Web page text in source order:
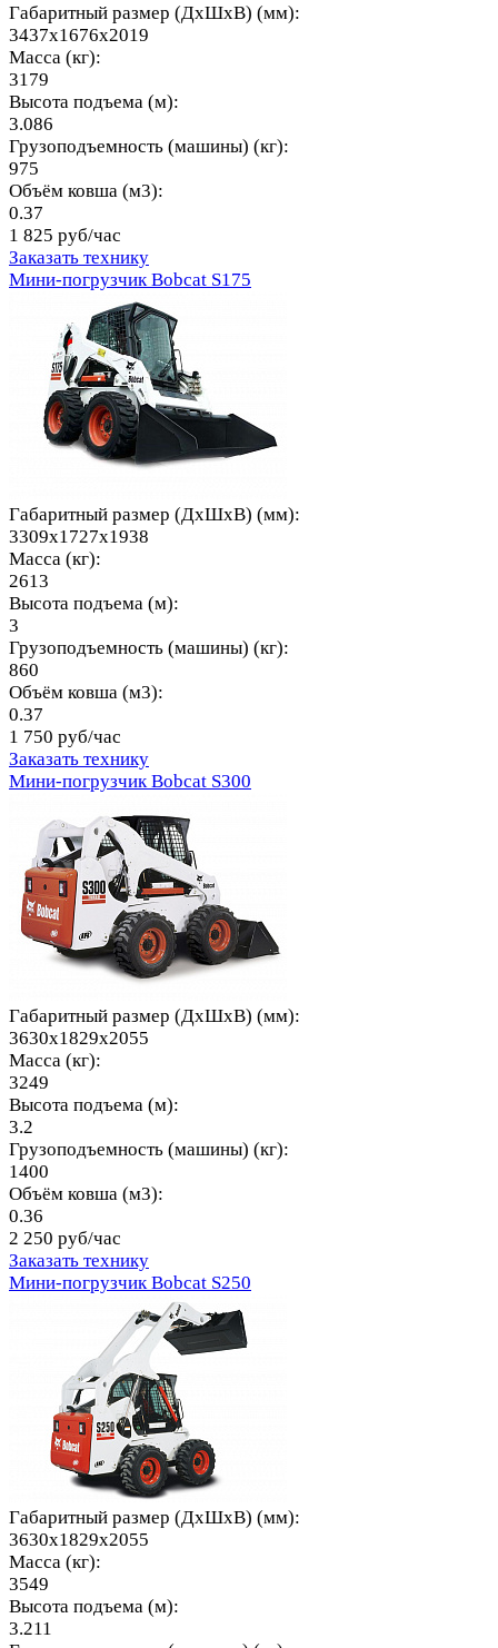
Габаритный размер (ДхШхВ) (мм):
3437x1676x2019
Масса (кг):
3179
Высота подъема (м):
3.086
Грузоподъемность (машины) (кг):
975
Объём ковша (м3):
0.37
1 825 руб/час
Заказать технику
Мини-погрузчик Bobcat S175
Габаритный размер (ДхШхВ) (мм):
3309x1727x1938
Масса (кг):
2613
Высота подъема (м):
3
Грузоподъемность (машины) (кг):
860
Объём ковша (м3):
0.37
1 750 руб/час
Заказать технику
Мини-погрузчик Bobcat S300
Габаритный размер (ДхШхВ) (мм):
3630x1829x2055
Масса (кг):
3249
Высота подъема (м):
3.2
Грузоподъемность (машины) (кг):
1400
Объём ковша (м3):
0.36
2 250 руб/час
Заказать технику
Мини-погрузчик Bobcat S250
Габаритный размер (ДхШхВ) (мм):
3630x1829x2055
Масса (кг):
3549
Высота подъема (м):
3.211